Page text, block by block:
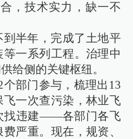
，技术实力，缺一不
半年，完成了土地平
一系列工程。治理中
给侧的关键枢纽。
个部门参与，梳理出13
一次查污染，林业飞
找违建——各部门各飞
严重。现在，规资、